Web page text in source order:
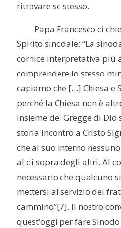
ritrovare se stesso.
Papa Francesco ci
Spirito sinodale: “La
cornice interpretativa più
comprendere lo stesso
capiamo che […] Chiesa e
perché la Chiesa non è
insieme del Gregge di Dio
storia incontro a Cristo
che al suo interno
al di sopra degli altri. Al
necessario che qualcuno
mettersi al servizio dei
cammino”[7]. Il nostro
quest’oggi per fare